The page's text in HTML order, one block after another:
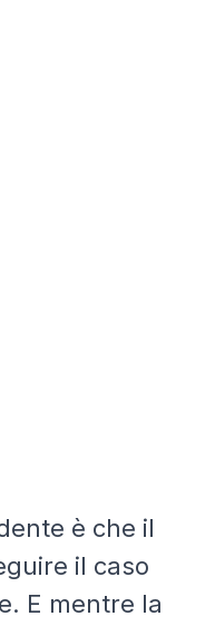
è che il
il caso
E mentre la